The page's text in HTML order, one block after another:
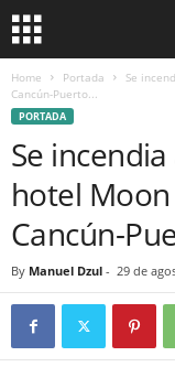
Home Portada
Se
Cancún-Puerto...
PORTADA
Se
hotel
Cancún-
By Manuel Dzul - 29 de